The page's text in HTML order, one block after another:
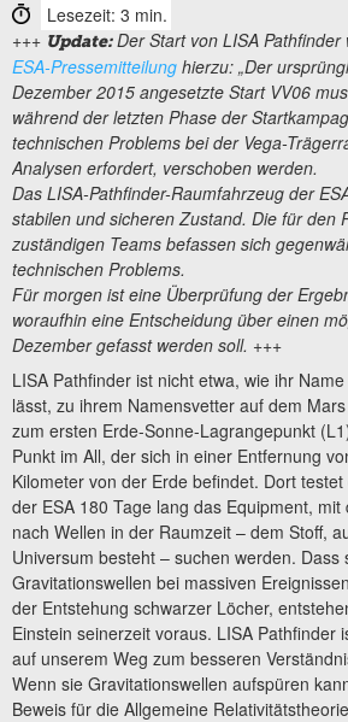
Lesezeit: 3 min.
+++ Update:Der Start von LISA Pathfinder
ESA-Pressemitteilung hierzu: „Der
Dezember 2015 angesetzte Start VV06
während der letzten Phase der
technischen Problems bei der Vega-
Analysen erfordert, verschoben werden.
Das LISA-Pathfinder-Raumfahrzeug der
stabilen und sicheren Zustand. Die für den
zuständigen Teams befassen sich
technischen Problems.
Für morgen ist eine Überprüfung der
woraufhin eine Entscheidung über einen
Dezember gefasst werden soll. +++
LISA Pathfinder ist nicht etwa, wie ihr
lässt, zu ihrem Namensvetter auf dem
zum ersten Erde-Sonne-Lagrangepunkt
Punkt im All, der sich in einer Entfernung
Kilometer von der Erde befindet. Dort
der ESA 180 Tage lang das Equipment,
nach Wellen in der Raumzeit – dem Stoff,
Universum besteht – suchen werden. Dass
Gravitationswellen bei massiven
der Entstehung schwarzer Löcher,
Einstein seinerzeit voraus. LISA Pathfinder
auf unserem Weg zum besseren
Wenn sie Gravitationswellen aufspüren
Beweis für die Allgemeine